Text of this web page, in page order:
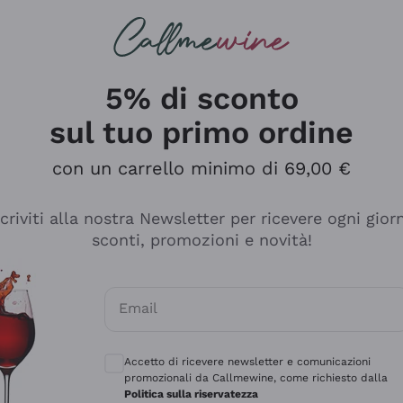
è male ma secondo me ci sono alternative che
5% di sconto
sul tuo primo ordine
con un carrello minimo di 69,00 €
alla nostra Newsletter per ricevere ogni
sconti, promozioni e novità!
Email
Accetto di ricevere newsletter e comunicazioni
promozionali da Callmewine, come richiesto dalla
Politica sulla riservatezza